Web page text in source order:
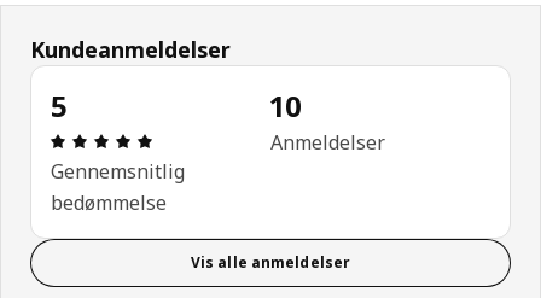
Kundeanmeldelser
5
Anmeldelse: 5 Ud af 5 Stjerner. Anmeldelser i alt:
Gennemsnitlig
bedømmelse
10
Anmeldelser
Vis alle anmeldelser